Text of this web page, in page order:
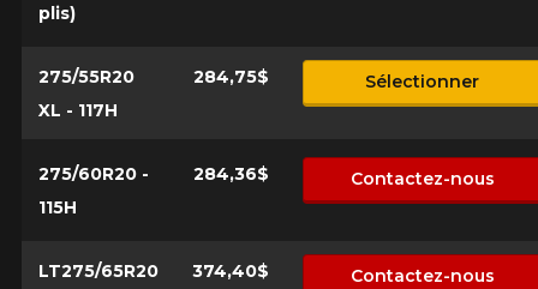
plis)
275/55R20
XL - 117H
284,75$ Sélectionner
275/60R20 -
115H
284,36$ Contactez-nous
LT275/65R20
374,40$ Contactez-nous